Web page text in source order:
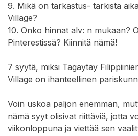
9. Mikä on tarkastus- tarkista
Village?
10. Onko hinnat alv: n mukaan?
Pinterestissä? Kiinnitä nämä!
7 syytä, miksi Tagaytay
Village on ihanteellinen
Voin uskoa paljon enemmän,
nämä syyt olisivat riittäviä, jotta
viikonloppuna ja viettää sen